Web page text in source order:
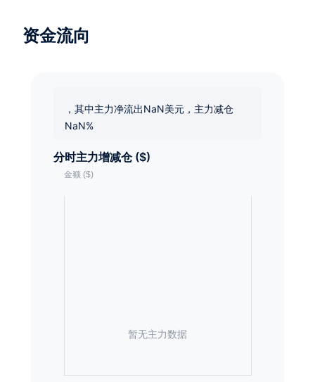
资金流向
，其中主力净流出NaN美元，主力减仓
NaN%
分时主力增减仓 ($)
暂无主力数据